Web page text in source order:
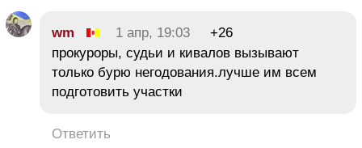
wm 1 апр, 19:03
+26
прокуроры, судьи и кивалов вызывают
только бурю негодования.лучше им всем
подготовить участки
Ответить